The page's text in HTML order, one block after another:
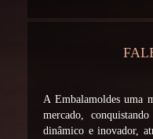
A Embalamoldes uma
mercado,
dinâmico e inovador,